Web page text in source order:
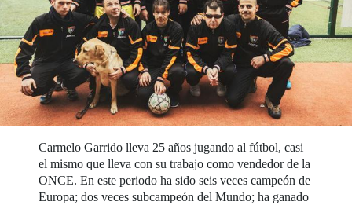
Carmelo Garrido lleva 25 años jugando al fútbol, casi
el mismo que lleva con su trabajo como vendedor de la
ONCE. En este periodo ha sido seis veces campeón de
Europa; dos veces subcampeón del Mundo; ha ganado